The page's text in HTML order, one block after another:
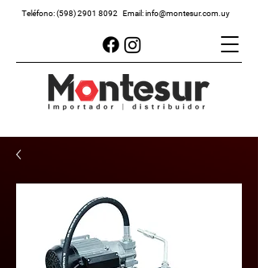
Teléfono:(598) 2901 8092 Email:info@montesur.com.uy